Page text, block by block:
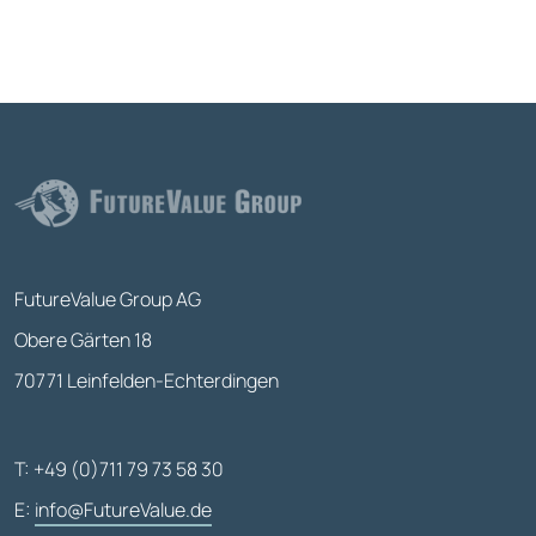
FutureValue Group AG
Obere Gärten 18
70771 Leinfelden-Echterdingen
T: +49 (0)711 79 73 58 30
E: info@FutureValue.de